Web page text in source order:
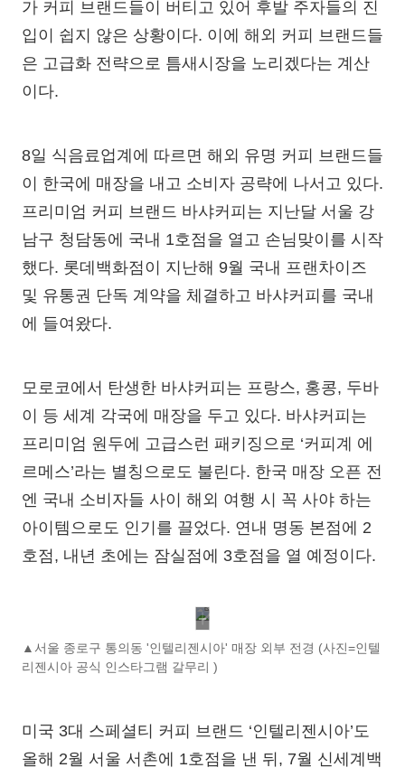
가 커피 브랜드들이 버티고 있어 후발 주자들의 진
입이 쉽지 않은 상황이다. 이에 해외 커피 브랜드들
은 고급화 전략으로 틈새시장을 노리겠다는 계산
이다.
8일 식음료업계에 따르면 해외 유명 커피 브랜드들
이 한국에 매장을 내고 소비자 공략에 나서고 있다.
프리미엄 커피 브랜드 바샤커피는 지난달 서울 강
남구 청담동에 국내 1호점을 열고 손님맞이를 시작
했다. 롯데백화점이 지난해 9월 국내 프랜차이즈
및 유통권 단독 계약을 체결하고 바샤커피를 국내
에 들여왔다.
모로코에서 탄생한 바샤커피는 프랑스, 홍콩, 두바
이 등 세계 각국에 매장을 두고 있다. 바샤커피는
프리미엄 원두에 고급스런 패키징으로 ‘커피계 에
르메스’라는 별칭으로도 불린다. 한국 매장 오픈 전
엔 국내 소비자들 사이 해외 여행 시 꼭 사야 하는
아이템으로도 인기를 끌었다. 연내 명동 본점에 2
호점, 내년 초에는 잠실점에 3호점을 열 예정이다.
▲서울 종로구 통의동 '인텔리젠시아' 매장 외부 전경 (사진=인텔
리젠시아 공식 인스타그램 갈무리 )
미국 3대 스페셜티 커피 브랜드 ‘인텔리젠시아’도
올해 2월 서울 서촌에 1호점을 낸 뒤, 7월 신세계백